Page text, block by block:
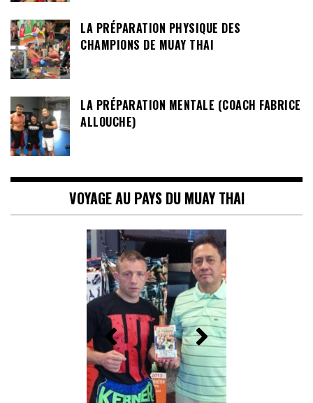
LA PRÉPARATION PHYSIQUE DES
CHAMPIONS DE MUAY THAI
LA PRÉPARATION MENTALE (COACH FABRICE
ALLOUCHE)
VOYAGE AU PAYS DU MUAY THAI